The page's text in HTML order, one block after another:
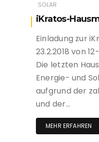
SOLAR
iKratos-
Einladung zur
23.2.2018 von
Die letzten
Energie- und
aufgrund der
und der…
MEHR ERFAHREN